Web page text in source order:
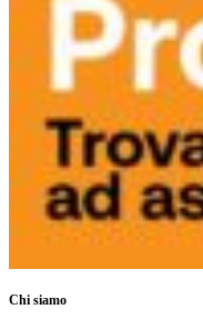
Chi siamo